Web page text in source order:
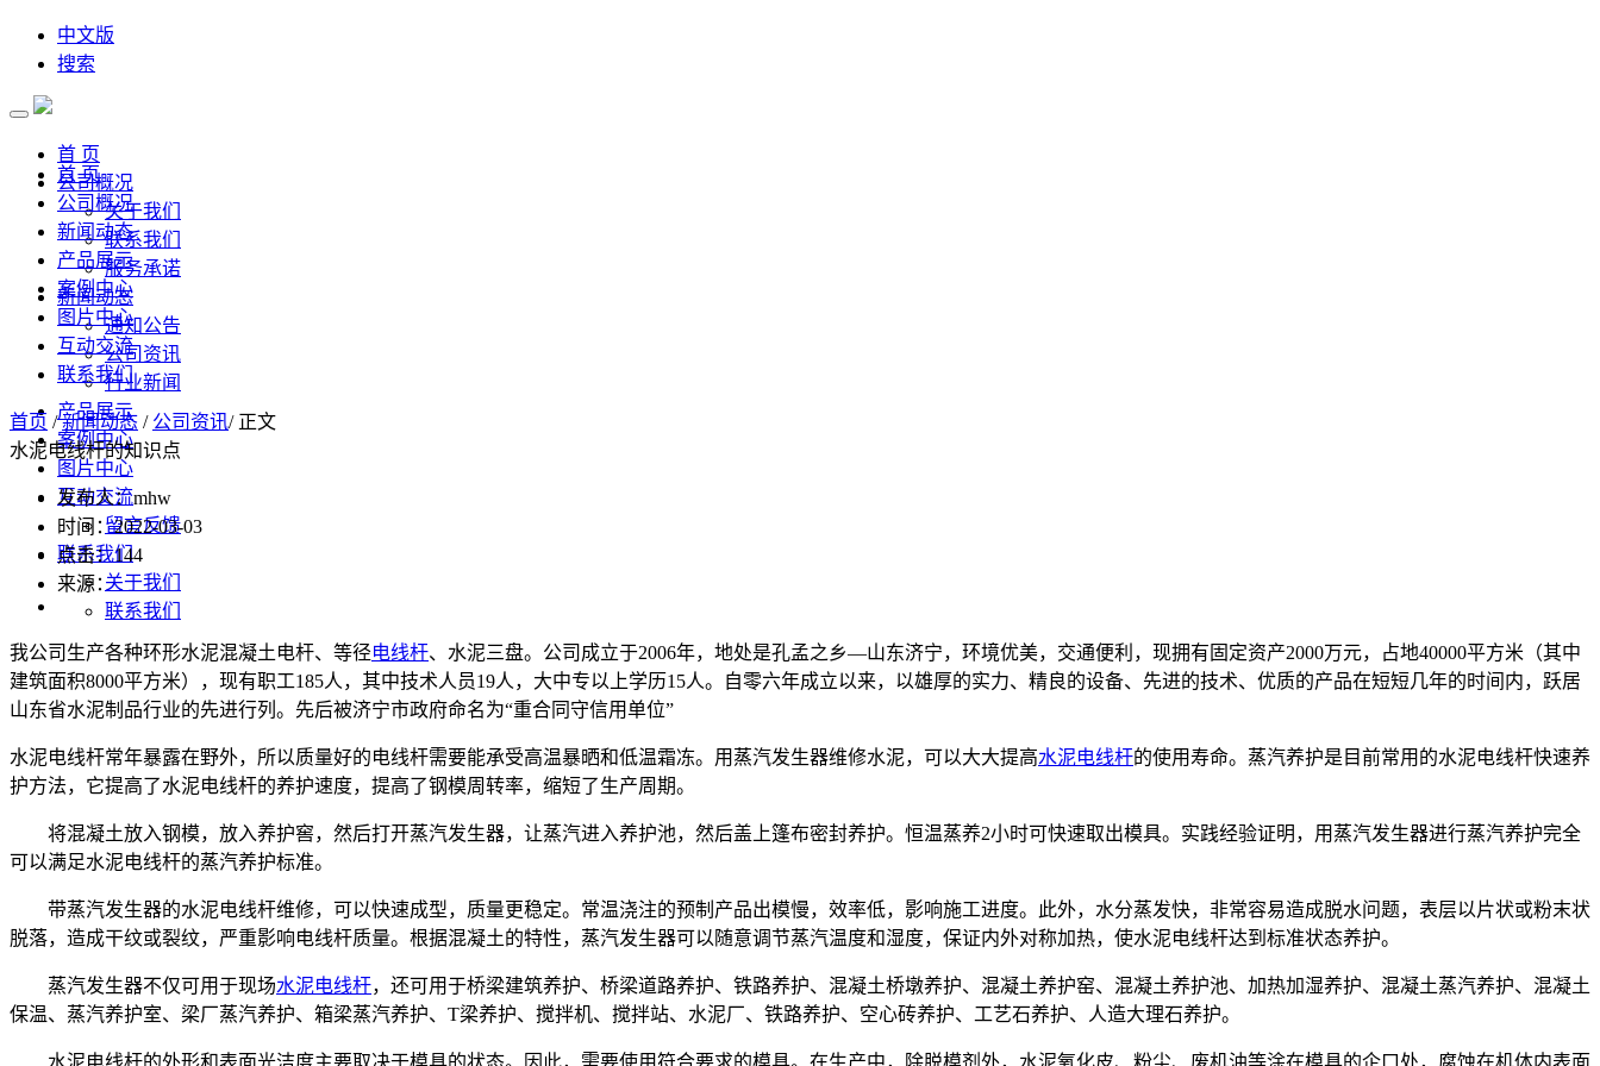
中文版
搜索
首 页
公司概况
关于我们
联系我们
服务承诺
新闻动态
通知公告
公司资讯
行业新闻
产品展示
案例中心
图片中心
互动交流
留言反馈
联系我们
关于我们
联系我们
首 页
公司概况
新闻动态
产品展示
案例中心
图片中心
互动交流
联系我们
首页 /新闻动态 / 公司资讯/ 正文
水泥电线杆的知识点
发布人：mhw
时间：2022-03-03
点击：144
来源：
我公司生产各种环形水泥混凝土电杆、等径电线杆、水泥三盘。公司成立于2006年，地处是孔孟之乡—山东济宁，环境优美，交通便利，现拥有固定资产2000万元，占地40000平方米（其中
建筑面积8000平方米），现有职工185人，其中技术人员19人，大中专以上学历15人。自零六年成立以来，以雄厚的实力、精良的设备、先进的技术、优质的产品在短短几年的时间内，跃居
山东省水泥制品行业的先进行列。先后被济宁市政府命名为“重合同守信用单位”
水泥电线杆常年暴露在野外，所以质量好的电线杆需要能承受高温暴晒和低温霜冻。用蒸汽发生器维修水泥，可以大大提高水泥电线杆的使用寿命。蒸汽养护是目前常用的水泥电线杆快速养
护方法，它提高了水泥电线杆的养护速度，提高了钢模周转率，缩短了生产周期。
将混凝土放入钢模，放入养护窖，然后打开蒸汽发生器，让蒸汽进入养护池，然后盖上篷布密封养护。恒温蒸养2小时可快速取出模具。实践经验证明，用蒸汽发生器进行蒸汽养护完全
可以满足水泥电线杆的蒸汽养护标准。
带蒸汽发生器的水泥电线杆维修，可以快速成型，质量更稳定。常温浇注的预制产品出模慢，效率低，影响施工进度。此外，水分蒸发快，非常容易造成脱水问题，表层以片状或粉末状
脱落，造成干纹或裂纹，严重影响电线杆质量。根据混凝土的特性，蒸汽发生器可以随意调节蒸汽温度和湿度，保证内外对称加热，使水泥电线杆达到标准状态养护。
蒸汽发生器不仅可用于现场水泥电线杆，还可用于桥梁建筑养护、桥梁道路养护、铁路养护、混凝土桥墩养护、混凝土养护窑、混凝土养护池、加热加湿养护、混凝土蒸汽养护、混凝土
保温、蒸汽养护室、梁厂蒸汽养护、箱梁蒸汽养护、T梁养护、搅拌机、搅拌站、水泥厂、铁路养护、空心砖养护、工艺石养护、人造大理石养护。
水泥电线杆的外形和表面光洁度主要取决于模具的状态。因此，需要使用符合要求的模具。在生产中，除脱模剂外，水泥氧化皮、粉尘、废机油等涂在模具的企口处，腐蚀在机体内表面